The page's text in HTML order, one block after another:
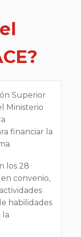
Superior
Ministerio
financiar la
los 28
convenio,
habilidades
la